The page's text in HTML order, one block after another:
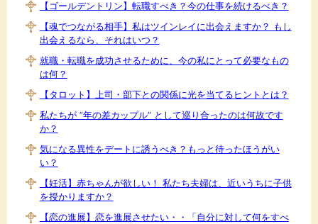
【ゴールデントリン】転職すべき？今の仕事を続けるべき？
【魂でつながる相手】私はツインレイに出会えますか？ もし
出会えるなら、それはいつ？
就職・転職を成功させるために、今の私にとって必要なもの
は何？
【タロット】上司・部下との関係に光を当てるヒントとは？
私たちが ”年の差カップル” として巡り合ったのは何故です
か？
気になる異性をデートに誘うべき？もっと待ったほうがい
い？
【妊活】赤ちゃんが欲しい！ 私たち夫婦は、近いうちに子供
を授かりますか？
【恋の進展】恋を進展させたい・・「自分に対して何をすべ